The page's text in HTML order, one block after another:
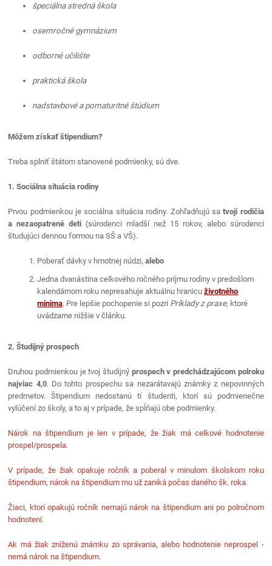
Revúca
špeciálna stredná škola
osemročné gymnázium
odborné učilište
praktická škola
nadstavbové a pomaturitné štúdium
Môžem získať štipendium?
Treba splniť štátom stanovené podmienky, sú dve.
1. Sociálna situácia rodiny
Prvou podmienkou je sociálna situácia rodiny. Zohľadňujú satvoji rodičia
a nezaopatrené deti (súrodenci mladší než 15 rokov, alebo súrodenci
študujúci dennou formou na SŠ a VŠ).
Poberať dávky v hmotnej núdzi,alebo
Jedna dvanástina celkového ročného príjmu rodiny v predošlom
kalendárnom roku nepresahuje aktuálnu hranicuživotného
minima. Pre lepšie pochopenie si pozri Príklady z praxe, ktoré
uvádzame nižšie v článku.
2. Študijný prospech
Druhou podmienkou je tvoj študijný prospech v predchádzajúcom polroku
najviac 4,0. Do tohto prospechu sa nezarátavajú známky z nepovinných
predmetov. Štipendium nedostanú tí študenti, ktorí sú podmienečne
vylúčení zo školy, a to aj v prípade, že spĺňajú obe podmienky.
Nárok na štipendium je len v prípade, že žiak má celkové hodnotenie
prospel/prospela.
V prípade, že žiak opakuje ročník a poberal v minulom školskom roku
štipendium, nárok na štipendium mu už zaniká počas daného šk. roka.
Žiaci, ktorí opakujú ročník nemajú nárok na štipendium ani po polročnom
hodnotení.
Ak má žiak zníženú známku zo správania, alebo hodnotenie neprospel -
nemá nárok na štipendium.